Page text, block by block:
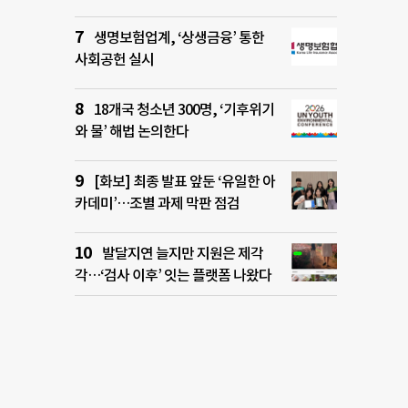
생명보험업계, ‘상생금융’ 통한
사회공헌 실시
18개국 청소년 300명, ‘기후위기
와 물’ 해법 논의한다
[화보] 최종 발표 앞둔 ‘유일한 아
카데미’…조별 과제 막판 점검
발달지연 늘지만 지원은 제각
각…‘검사 이후’ 잇는 플랫폼 나왔다